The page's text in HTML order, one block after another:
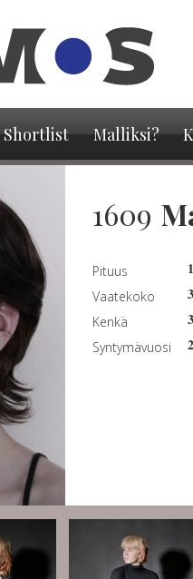
Shortlist Malliksi?
1609
Pituus
Vaatekoko
Kenkä
Syntymävuosi